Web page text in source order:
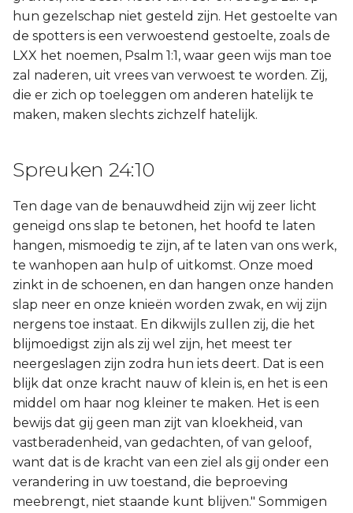
hun gezelschap niet gesteld zijn. Het gestoelte van
de spotters is een verwoestend gestoelte, zoals de
LXX het noemen, Psalm 1:1, waar geen wijs man toe
zal naderen, uit vrees van verwoest te worden. Zij,
die er zich op toeleggen om anderen hatelijk te
maken, maken slechts zichzelf hatelijk.
Spreuken 24:10
Ten dage van de benauwdheid zijn wij zeer licht
geneigd ons slap te betonen, het hoofd te laten
hangen, mismoedig te zijn, af te laten van ons werk,
te wanhopen aan hulp of uitkomst. Onze moed
zinkt in de schoenen, en dan hangen onze handen
slap neer en onze knieën worden zwak, en wij zijn
nergens toe instaat. En dikwijls zullen zij, die het
blijmoedigst zijn als zij wel zijn, het meest ter
neergeslagen zijn zodra hun iets deert. Dat is een
blijk dat onze kracht nauw of klein is, en het is een
middel om haar nog kleiner te maken. Het is een
bewijs dat gij geen man zijt van kloekheid, van
vastberadenheid, van gedachten, of van geloof,
want dat is de kracht van een ziel als gij onder een
verandering in uw toestand, die beproeving
meebrengt, niet staande kunt blijven." Sommigen